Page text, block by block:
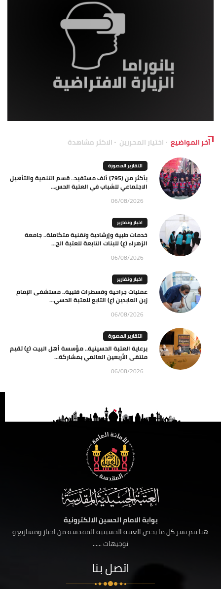
آخر المواضيع اختيار المحررين الاكثر مشاهدة
التقارير المصورة
بأكثر من (795) ألف مستفيد.. قسم التنمية والتأهيل
الاجتماعي للشباب في العتبة الحس...
06/08/2026
اخبار وتقارير
خدمات طبية وإرشادية وتقنية متكاملة.. جامعة
الزهراء (ع) للبنات التابعة للعتبة الح...
06/08/2026
اخبار وتقارير
عمليات جراحية وقسطرات قلبية.. مستشفى الإمام
زين العابدين (ع) التابع للعتبة الحسي...
06/08/2026
التقارير المصورة
برعاية العتبة الحسينية.. مؤسسة أهل البيت (ع) تقيم
ملتقى الأربعين العالمي بمشاركة...
06/08/2026
بوابة الامام الحسين الالكترونية
هنا يتم نشر كل ما يخص العتبة الحسينية المقدسة من اخبار ومشاريع و
توجيهات ......
اتصل بنا